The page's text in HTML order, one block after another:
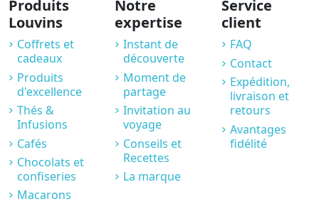
Produits
Louvins
Coffrets et
cadeaux
Produits
d'excellence
Thés &
Infusions
Cafés
Chocolats et
confiseries
Macarons
Notre
expertise
Instant de
découverte
Moment de
partage
Invitation au
voyage
Conseils et
Recettes
La marque
Service
client
FAQ
Contact
Expédition,
livraison et
retours
Avantages
fidélité